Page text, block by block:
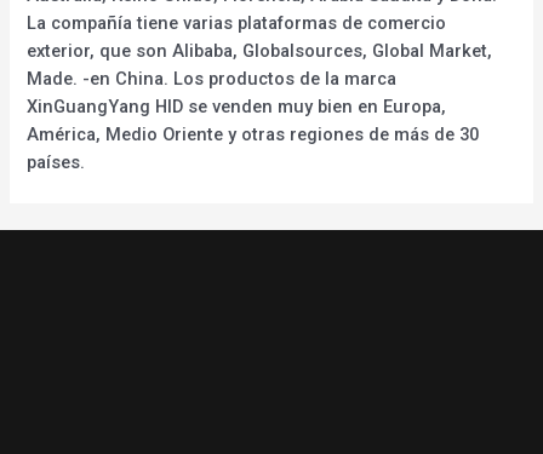
La compañía tiene varias plataformas de comercio
exterior, que son Alibaba, Globalsources, Global Market,
Made. -en China. Los productos de la marca
XinGuangYang HID se venden muy bien en Europa,
América, Medio Oriente y otras regiones de más de 30
países.